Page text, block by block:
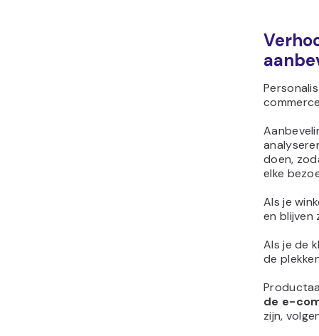
doen,
elke
Als je
en blijven
Als je de
de
de e-
zijn,